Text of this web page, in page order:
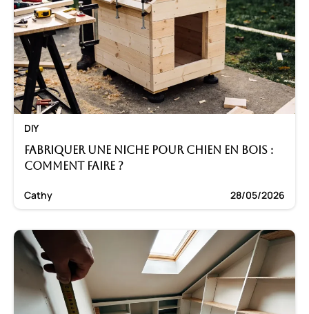
DIY
Fabriquer une niche pour chien en bois :
Comment faire ?
Cathy 28/05/2026